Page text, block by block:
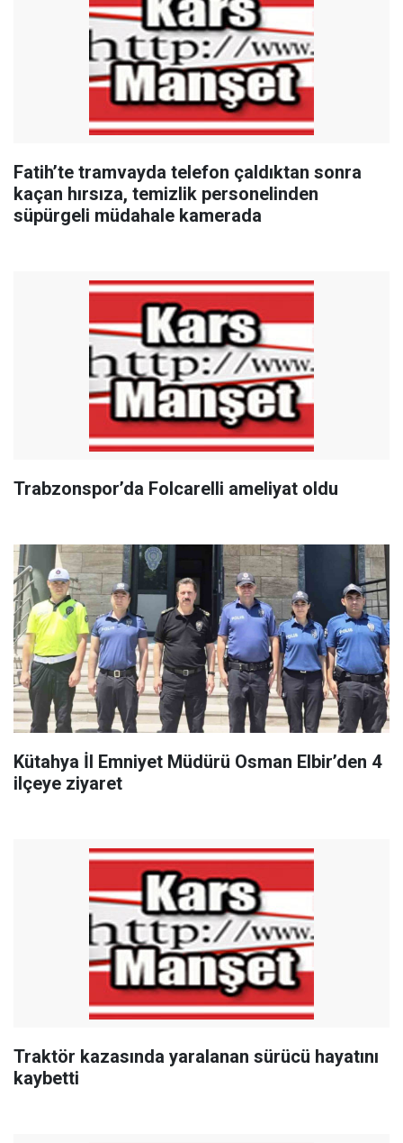
Fatih’te tramvayda telefon çaldıktan sonra
kaçan hırsıza, temizlik personelinden
süpürgeli müdahale kamerada
Trabzonspor’da Folcarelli ameliyat oldu
Kütahya İl Emniyet Müdürü Osman Elbir’den 4
ilçeye ziyaret
Traktör kazasında yaralanan sürücü hayatını
kaybetti